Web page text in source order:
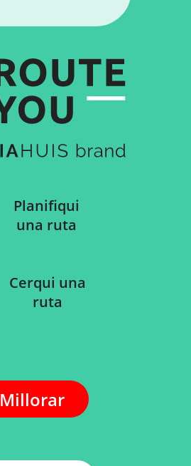
Planifiqui
una ruta
Cerqui una
ruta
Millorar